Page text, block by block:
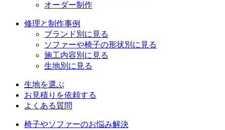
オーダー制作
修理と制作事例
ブランド別に見る
ソファーや椅子の形状別に見る
施工内容別に見る
生地別に見る
生地を選ぶ
お見積りを依頼する
よくある質問
椅子やソファーのお悩み解決